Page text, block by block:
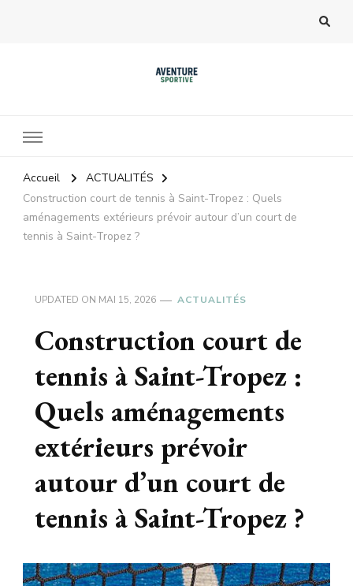
Accueil
ACTUALITÉS
Construction court de tennis à Saint-Tropez : Quels
aménagements extérieurs prévoir autour d’un court de
tennis à Saint-Tropez ?
UPDATED ON MAI 15, 2026 ACTUALITÉS
Construction court de
tennis à Saint-Tropez :
Quels aménagements
extérieurs prévoir
autour d’un court de
tennis à Saint-Tropez ?